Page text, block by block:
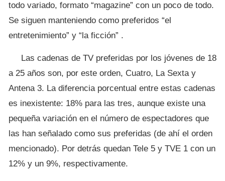
todo variado, formato “magazine” con un poco de todo.
Se siguen manteniendo como preferidos “el
entretenimiento” y “la ficción” .
Las cadenas de TV preferidas por los jóvenes de 18
a 25 años son, por este orden, Cuatro, La Sexta y
Antena 3. La diferencia porcentual entre estas cadenas
es inexistente: 18% para las tres, aunque existe una
pequeña variación en el número de espectadores que
las han señalado como sus preferidas (de ahí el orden
mencionado). Por detrás quedan Tele 5 y TVE 1 con un
12% y un 9%, respectivamente.